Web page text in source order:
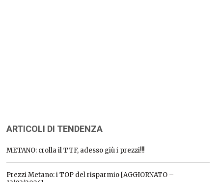
ARTICOLI DI TENDENZA
METANO: crolla il TTF, adesso giù i prezzi!!!
Prezzi Metano: i TOP del risparmio [AGGIORNATO –